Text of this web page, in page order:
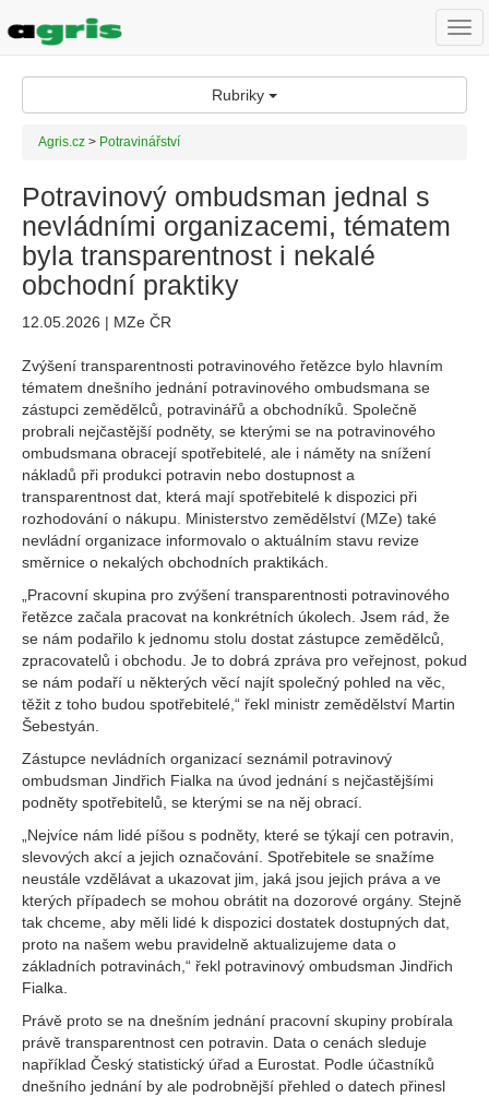
Rubriky
Agris.cz > Potravinářství
Potravinový ombudsman jednal s
nevládními organizacemi, tématem
byla transparentnost i nekalé
obchodní praktiky
12.05.2026 | MZe ČR
Zvýšení transparentnosti potravinového řetězce bylo hlavním
tématem dnešního jednání potravinového ombudsmana se
zástupci zemědělců, potravinářů a obchodníků. Společně
probrali nejčastější podněty, se kterými se na potravinového
ombudsmana obracejí spotřebitelé, ale i náměty na snížení
nákladů při produkci potravin nebo dostupnost a
transparentnost dat, která mají spotřebitelé k dispozici při
rozhodování o nákupu. Ministerstvo zemědělství (MZe) také
nevládní organizace informovalo o aktuálním stavu revize
směrnice o nekalých obchodních praktikách.
„Pracovní skupina pro zvýšení transparentnosti potravinového
řetězce začala pracovat na konkrétních úkolech. Jsem rád, že
se nám podařilo k jednomu stolu dostat zástupce zemědělců,
zpracovatelů i obchodu. Je to dobrá zpráva pro veřejnost, pokud
se nám podaří u některých věcí najít společný pohled na věc,
těžit z toho budou spotřebitelé,“ řekl ministr zemědělství Martin
Šebestyán.
Zástupce nevládních organizací seznámil potravinový
ombudsman Jindřich Fialka na úvod jednání s nejčastějšími
podněty spotřebitelů, se kterými se na něj obrací.
„Nejvíce nám lidé píšou s podněty, které se týkají cen potravin,
slevových akcí a jejich označování. Spotřebitele se snažíme
neustále vzdělávat a ukazovat jim, jaká jsou jejich práva a ve
kterých případech se mohou obrátit na dozorové orgány. Stejně
tak chceme, aby měli lidé k dispozici dostatek dostupných dat,
proto na našem webu pravidelně aktualizujeme data o
základních potravinách,“ řekl potravinový ombudsman Jindřich
Fialka.
Právě proto se na dnešním jednání pracovní skupiny probírala
právě transparentnost cen potravin. Data o cenách sleduje
například Český statistický úřad a Eurostat. Podle účastníků
dnešního jednání by ale podrobnější přehled o datech přinesl